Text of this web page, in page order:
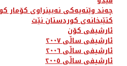
چەند وێنەیەکی نەبینراوی کۆمار
کتێبخانەی کوردستان نێت
ئارشیفی کۆن
ئارشیفی ساڵی ٢٠٠٧
ئارشیفی ساڵی ٢٠٠٦
ئارشیفی ساڵی ٢٠٠٥